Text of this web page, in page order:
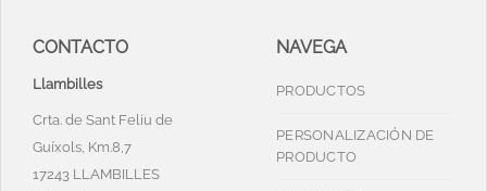
CONTACTO
Llambilles
Crta. de Sant Feliu de
Guíxols, Km.8,7
17243 LLAMBILLES
NAVEGA
PRODUCTOS
PERSONALIZACIÓN DE
PRODUCTO